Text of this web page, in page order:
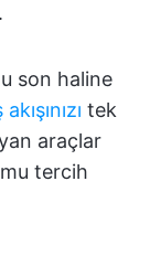
son haline
tek
araçlar
tercih